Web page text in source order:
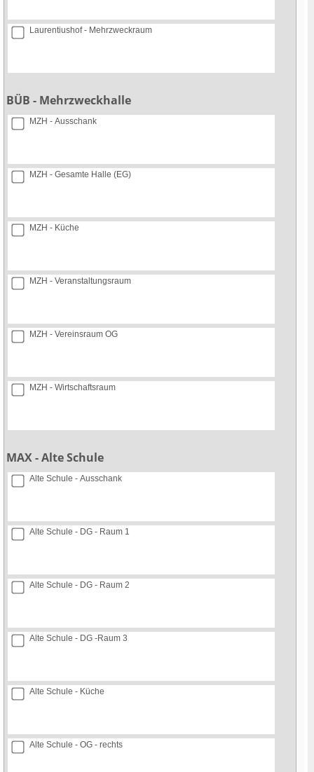
Laurentiushof - Mehrzweckraum
BÜB - Mehrzweckhalle
MZH - Ausschank
MZH - Gesamte Halle (EG)
MZH - Küche
MZH - Veranstaltungsraum
MZH - Vereinsraum OG
MZH - Wirtschaftsraum
MAX - Alte Schule
Alte Schule - Ausschank
Alte Schule - DG - Raum 1
Alte Schule - DG - Raum 2
Alte Schule - DG -Raum 3
Alte Schule - Küche
Alte Schule - OG - rechts